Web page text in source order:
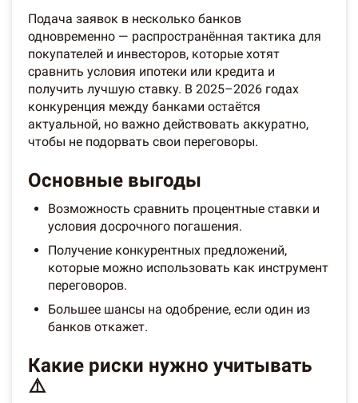
Подача заявок в несколько банков
одновременно — распространённая тактика для
покупателей и инвесторов, которые хотят
сравнить условия ипотеки или кредита и
получить лучшую ставку. В 2025–2026 годах
конкуренция между банками остаётся
актуальной, но важно действовать аккуратно,
чтобы не подорвать свои переговоры.
Основные выгоды
Возможность сравнить процентные ставки и
условия досрочного погашения.
Получение конкурентных предложений,
которые можно использовать как инструмент
переговоров.
Большее шансы на одобрение, если один из
банков откажет.
Какие риски нужно учитывать
⚠️